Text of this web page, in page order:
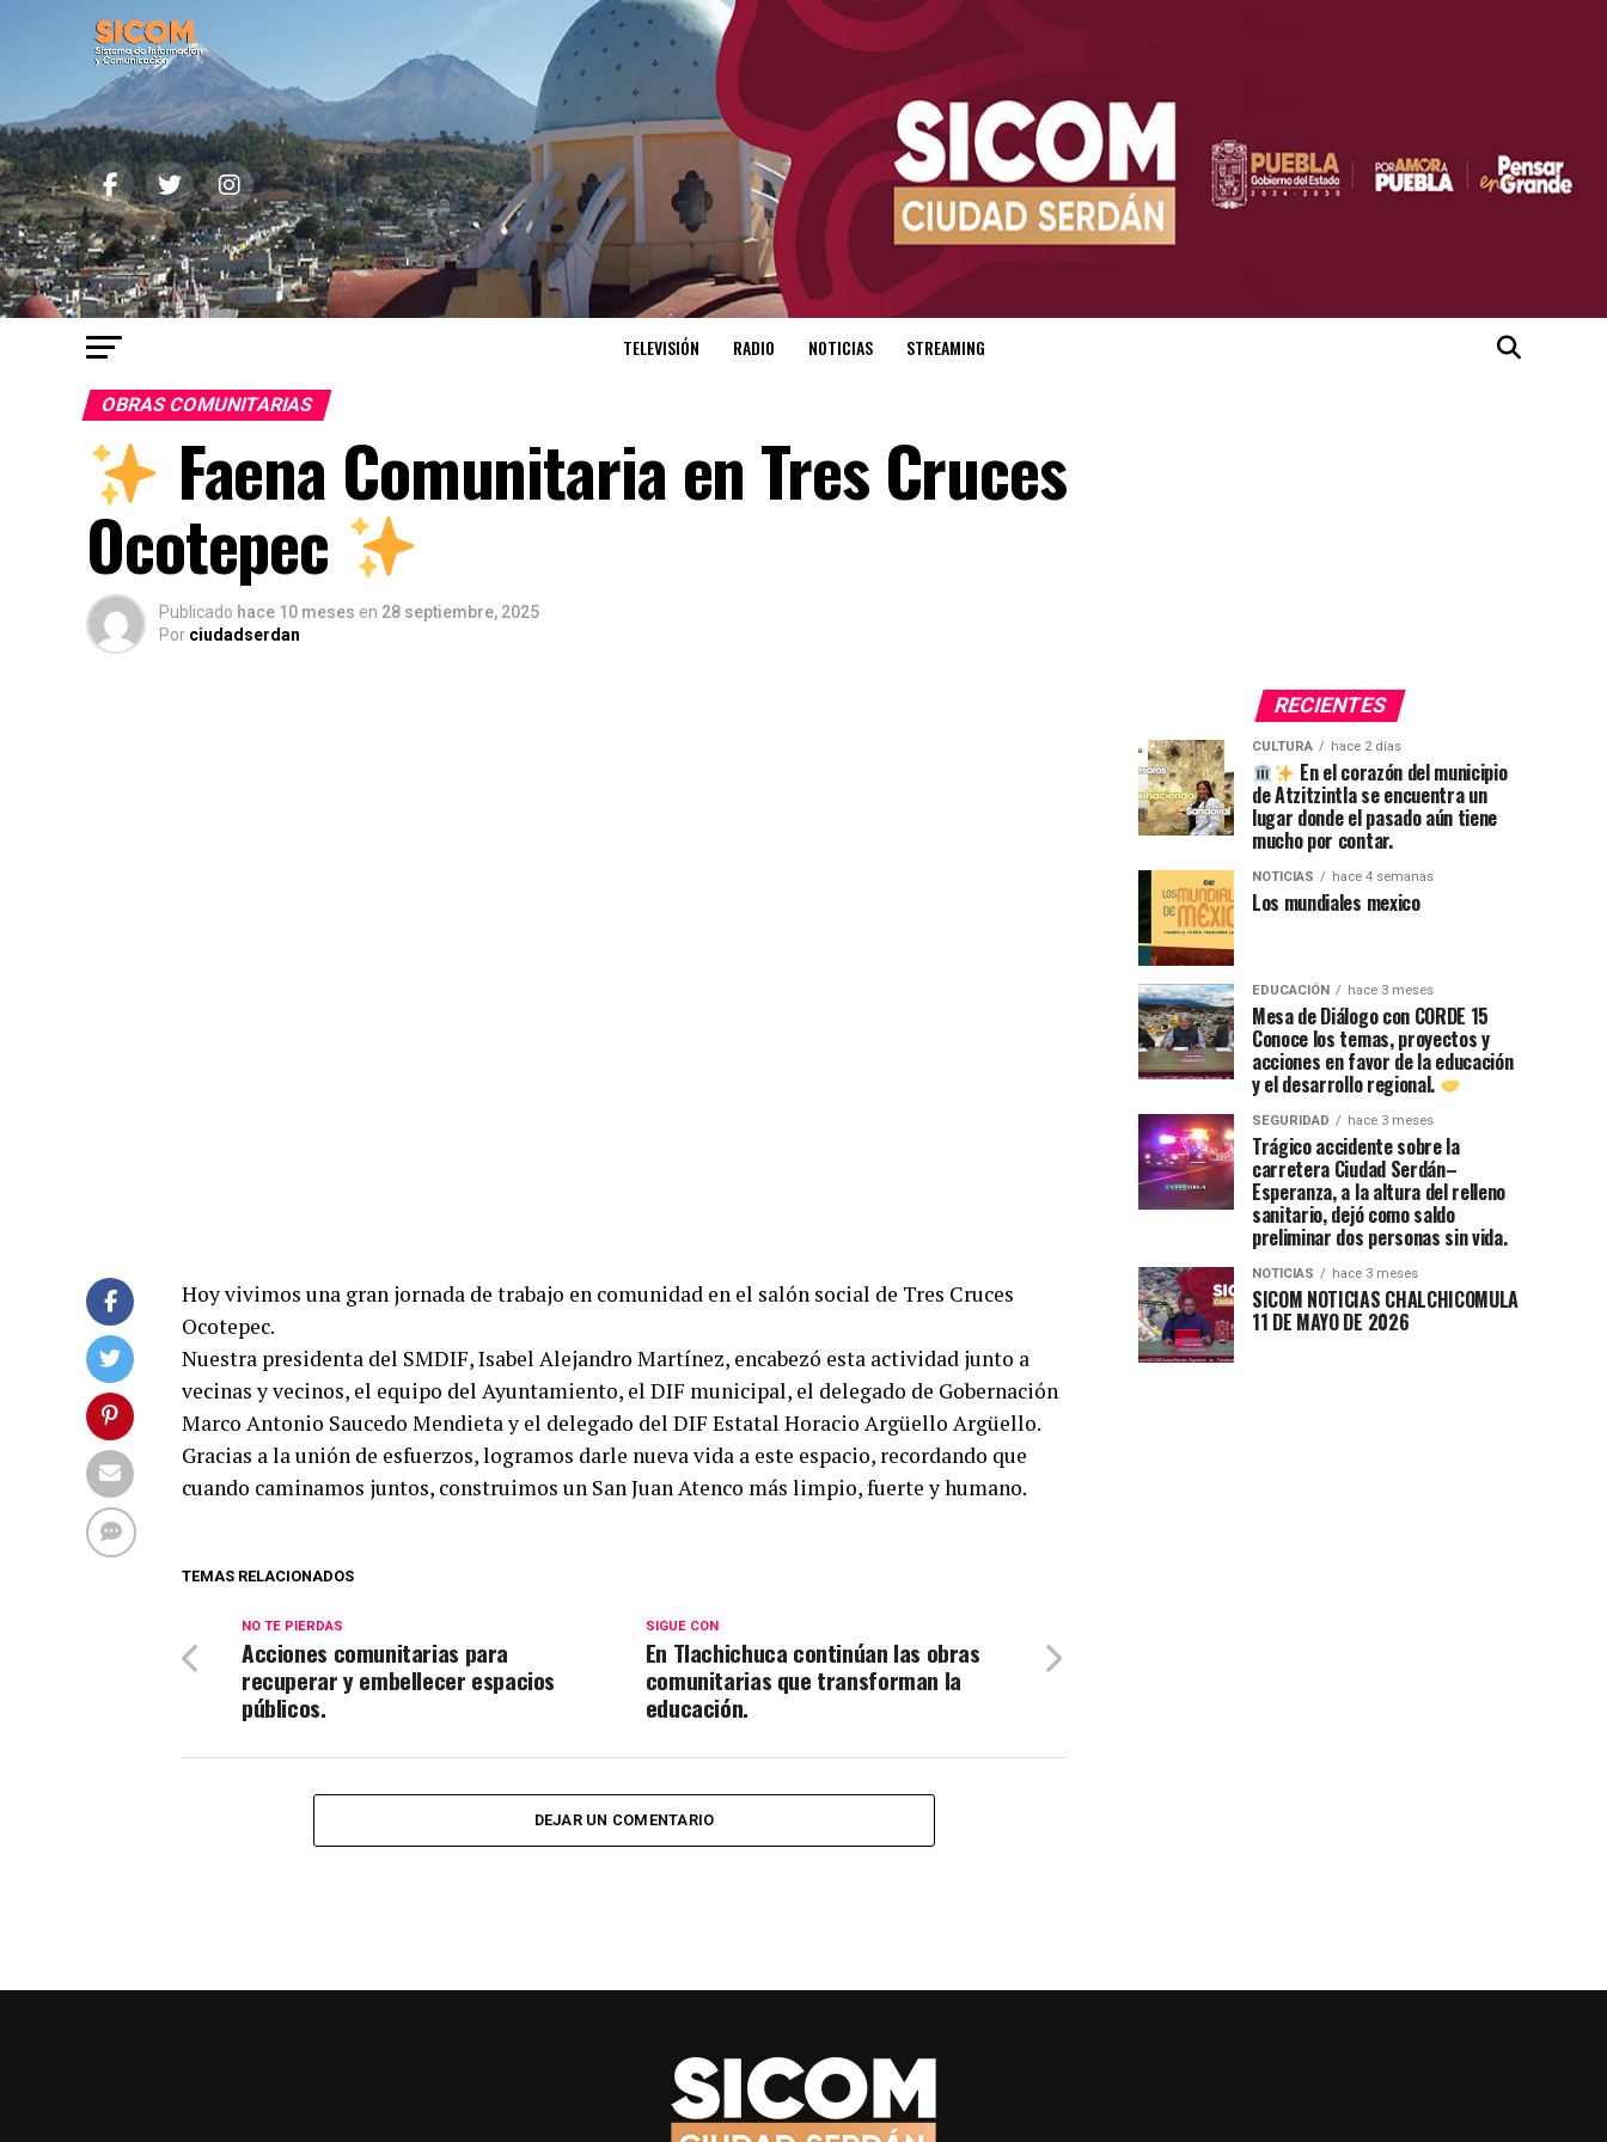
TELEVISIÓN RADIO NOTICIAS STREAMING
OBRAS COMUNITARIAS
Faena Comunitaria en Tres Cruces
Ocotepec
Publicado hace 10 meses en 28 septiembre, 2025
Por ciudadserdan
Hoy vivimos una gran jornada de trabajo en comunidad en el salón social de Tres Cruces
Ocotepec. ‍‍‍
Nuestra presidenta del SMDIF, Isabel Alejandro Martínez, encabezó esta actividad junto a
vecinas y vecinos, el equipo del Ayuntamiento, el DIF municipal, el delegado de Gobernación
Marco Antonio Saucedo Mendieta y el delegado del DIF Estatal Horacio Argüello Argüello.
Gracias a la unión de esfuerzos, logramos darle nueva vida a este espacio, recordando que
cuando caminamos juntos, construimos un San Juan Atenco más limpio, fuerte y humano.
TEMAS RELACIONADOS
SIGUE CON
En Tlachichuca continúan las obras
comunitarias que transforman la
educación.
NO TE PIERDAS
Acciones comunitarias para
recuperar y embellecer espacios
públicos.
DEJAR UN COMENTARIO
RECIENTES
CULTURA hace 2 días
En el corazón del municipio
de Atzitzintla se encuentra un
lugar donde el pasado aún tiene
mucho por contar.
NOTICIAS hace 4 semanas
Los mundiales mexico
EDUCACIÓN hace 3 meses
Mesa de Diálogo con CORDE 15
Conoce los temas, proyectos y
acciones en favor de la educación
y el desarrollo regional.
SEGURIDAD hace 3 meses
Trágico accidente sobre la
carretera Ciudad Serdán–
Esperanza, a la altura del relleno
sanitario, dejó como saldo
preliminar dos personas sin vida.
NOTICIAS hace 3 meses
SICOM NOTICIAS CHALCHICOMULA
11 DE MAYO DE 2026